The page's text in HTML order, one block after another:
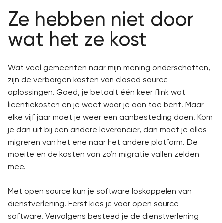
Ze hebben niet door
wat het ze kost
Wat veel gemeenten naar mijn mening onderschatten,
zijn de verborgen kosten van closed source
oplossingen. Goed, je betaalt één keer flink wat
licentiekosten en je weet waar je aan toe bent. Maar
elke vijf jaar moet je weer een aanbesteding doen. Kom
je dan uit bij een andere leverancier, dan moet je alles
migreren van het ene naar het andere platform. De
moeite en de kosten van zo’n migratie vallen zelden
mee.
Met open source kun je software loskoppelen van
dienstverlening. Eerst kies je voor open source-
software. Vervolgens besteed je de dienstverlening